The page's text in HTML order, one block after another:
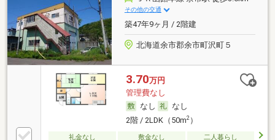
その他の交通
築47年9ヶ月 / 2階建
北海道余市郡余市町沢町５
3.70万円
管理費なし
なし
なし
2階 / 2LDK（50m2）
礼金なし 敷金なし 二人暮らし